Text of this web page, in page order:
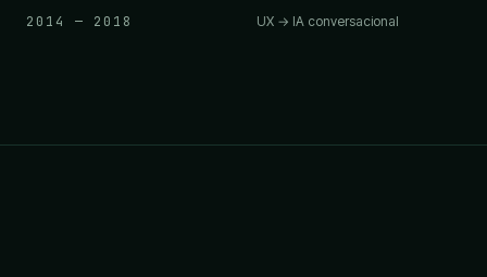
2014 — 2018 UX → IA conversacional